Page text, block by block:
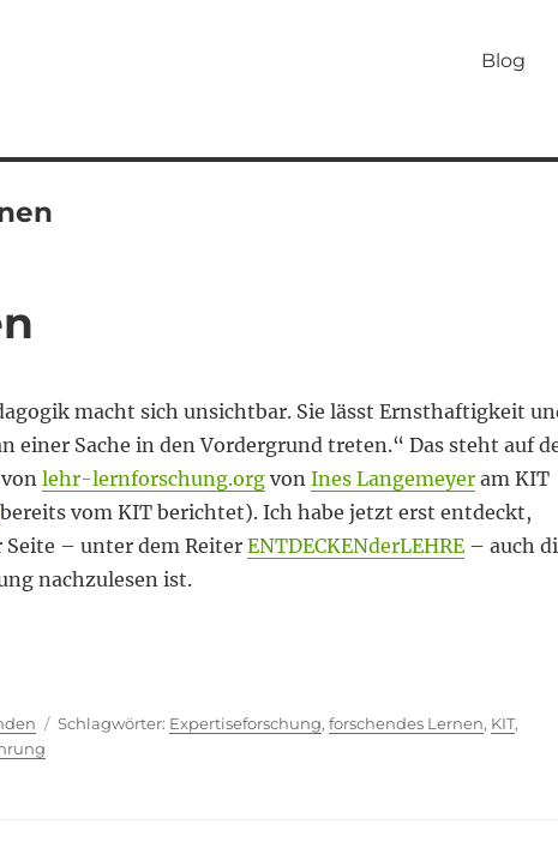
Blog
macht sich unsichtbar. Sie lässt Ernsthaftigkeit
einer Sache in den Vordergrund treten.“ Das steht auf
lehr-lernforschung.orgvon Ines Langemeyeram KIT
bereits vom KIT berichtet). Ich habe jetzt erst entdeckt,
Seite – unter dem Reiter ENTDECKENderLEHRE– auch
nachzulesen ist.
Schlagwörter
Expertiseforschung, forschendes Lernen, KIT,